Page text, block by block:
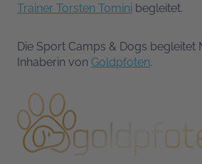
Trainer Torsten Tomini begleitet.
Die Sport Camps & Dogs begleitet
Inhaberin von Goldpfoten.